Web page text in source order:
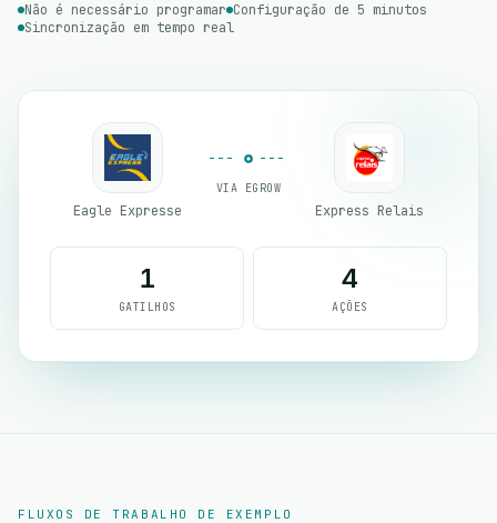
Não é necessário programar Configuração de 5 minutos
Sincronização em tempo real
Eagle Expresse
VIA EGROW
Express Relais
1
GATILHOS
4
AÇÕES
FLUXOS DE TRABALHO DE EXEMPLO